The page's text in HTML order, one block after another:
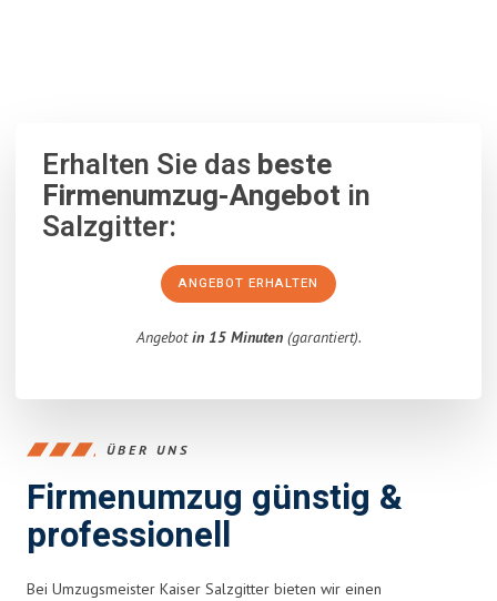
Erhalten Sie dasbeste
Firmenumzug-Angebot in
Salzgitter:
ANGEBOT ERHALTEN
Angebotin 15 Minuten(garantiert).
ÜBER UNS
Firmenumzug günstig &
professionell
Bei Umzugsmeister Kaiser Salzgitter bieten wir einen